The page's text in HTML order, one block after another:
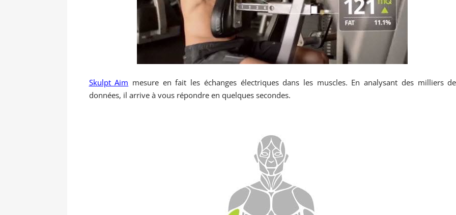
Skulpt Aim mesure en fait les échanges électriques dans les muscles. En analysant des milliers de
données, il arrive à vous répondre en quelques secondes.